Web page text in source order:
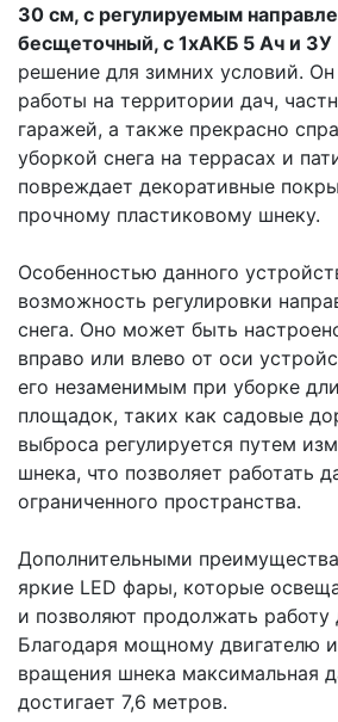
30 см, с регулируемым
бесщеточный, с 1хАКБ 5 Ач и ЗУ
решение для зимних условий. Он
работы на территории дач,
гаражей, а также прекрасно
уборкой снега на террасах и
повреждает декоративные
прочному пластиковому шнеку.
Особенностью данного
возможность регулировки
снега. Оно может быть
вправо или влево от оси
его незаменимым при уборке
площадок, таких как садовые
выброса регулируется путем
шнека, что позволяет работать
ограниченного пространства.
Дополнительными
яркие LED фары, которые
и позволяют продолжать
Благодаря мощному двигателю
вращения шнека максимальная
достигает 7,6 метров.